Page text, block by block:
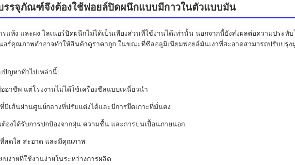
บรรจุภัณฑ์จึงต้องใช้ฟอยล์ปิดผนึกแบบมีกาวในตัวแบบมัน
ห้ง และผง ไลเนอร์ปิดผนึกไม่ได้เป็นเพียงส่วนที่ใช้งานได้เท่านั้น นอกจากนี้ยังส่งผลต่อความประทับ
อร์คุณภาพต่ำอาจทำให้สินค้าดูราคาถูก ในขณะที่ซีลอลูมิเนียมฟอยล์มันเงาที่สะอาดสามารถปรับปรุง
ญหาทั่วไปเหล่านี้:
อาชีพ แต่โรงงานไม่ได้ใช้เครื่องซีลแบบเหนี่ยวนำ
เส้นผ่านศูนย์กลางที่ปรับแต่งได้และมีการยึดเกาะที่มั่นคง
งได้รับการปกป้องจากฝุ่น ความชื้น และการปนเปื้อนภายนอก
ดใส สะอาด และมีคุณภาพ
ง่ายที่ใช้งานง่ายในระหว่างการผลิต